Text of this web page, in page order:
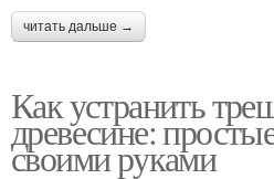
читать дальше →
Как устранить
древесине:
своими руками